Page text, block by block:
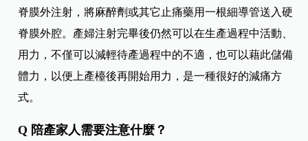
脊膜外注射，將麻醉劑或其它止痛藥用一根細導管送入硬
脊膜外腔。產婦注射完畢後仍然可以在生產過程中活動、
用力，不僅可以減輕待產過程中的不適，也可以藉此儲備
體力，以便上產檯後再開始用力，是一種很好的減痛方
式。
Q 陪產家人需要注意什麼？